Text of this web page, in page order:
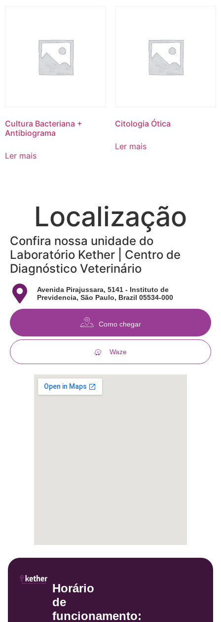
Cultura Bacteriana +
Antibiograma
Ler mais
Citologia Ótica
Ler mais
Localização
Confira nossa unidade do
Laboratório Kether | Centro de
Diagnóstico Veterinário
Avenida Pirajussara, 5141 - Instituto de
Previdencia, São Paulo, Brazil 05534-000
Como chegar
Waze
Horário
de
funcionamento: